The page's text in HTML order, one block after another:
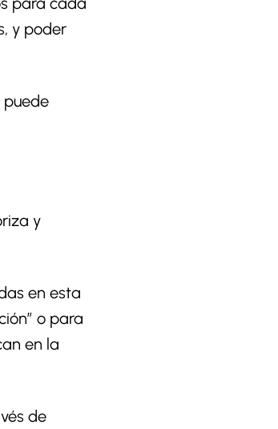
y poder
puede
y
en esta
o para
en la
de